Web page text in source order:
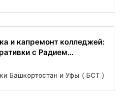
и капремонт колледжей:
с Радием...
Башкортостан и Уфы ( БСТ )